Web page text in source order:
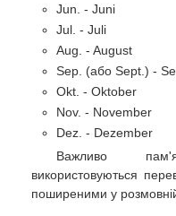
Jun. - Juni
Jul. - Juli
Aug. - August
Sep. (або Sept.) -
Okt. - Oktober
Nov. - November
Dez. - Dezember
Важливо
використовуються
поширеними у